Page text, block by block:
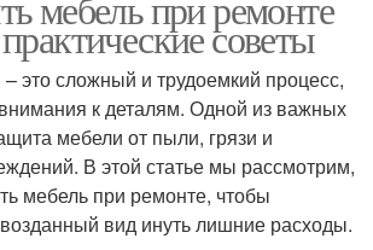
советы
это сложный и трудоемкий процесс,
к деталям. Одной из важных
мебели от пыли, грязи и
В этой статье мы рассмотрим,
мебель при ремонте, чтобы
вид инуть лишние расходы.